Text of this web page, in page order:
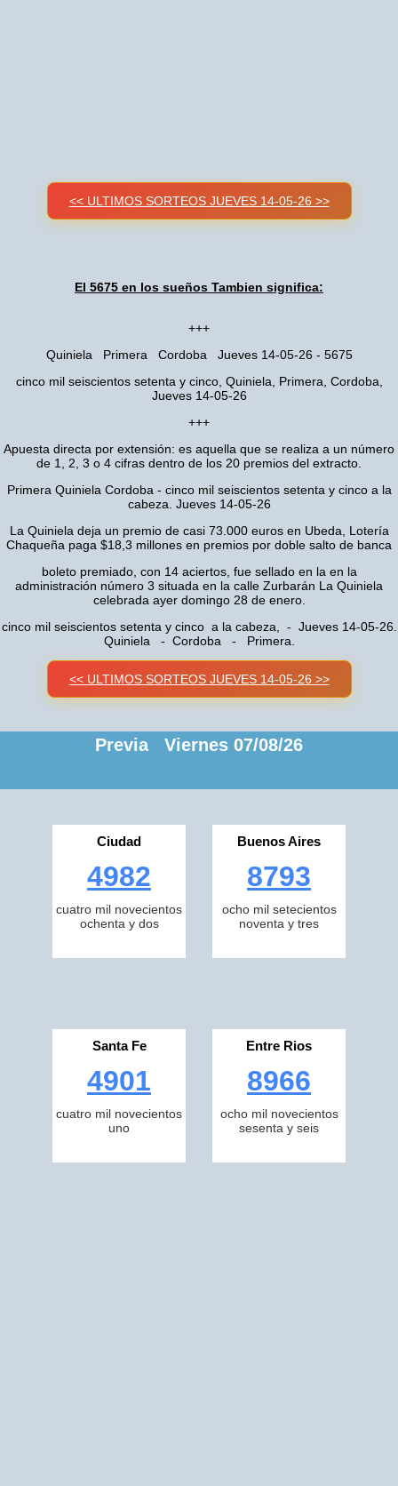
<< ULTIMOS SORTEOS JUEVES 14-05-26 >>
El 5675 en los sueños Tambien significa:
+++
Quiniela Primera Cordoba Jueves 14-05-26 - 5675
cinco mil seiscientos setenta y cinco, Quiniela, Primera, Cordoba,
Jueves 14-05-26
+++
Apuesta directa por extensión: es aquella que se realiza a un número
de 1, 2, 3 o 4 cifras dentro de los 20 premios del extracto.
Primera Quiniela Cordoba - cinco mil seiscientos setenta y cinco a la
cabeza. Jueves 14-05-26
La Quiniela deja un premio de casi 73.000 euros en Ubeda, Lotería
Chaqueña paga $18,3 millones en premios por doble salto de banca
boleto premiado, con 14 aciertos, fue sellado en la en la
administración número 3 situada en la calle Zurbarán La Quiniela
celebrada ayer domingo 28 de enero.
cinco mil seiscientos setenta y cinco a la cabeza, - Jueves 14-05-26.
Quiniela - Cordoba - Primera.
<< ULTIMOS SORTEOS JUEVES 14-05-26 >>
Previa Viernes 07/08/26
Ciudad
4982
cuatro mil novecientos
ochenta y dos
Buenos Aires
8793
ocho mil setecientos
noventa y tres
Santa Fe
4901
cuatro mil novecientos
uno
Entre Rios
8966
ocho mil novecientos
sesenta y seis